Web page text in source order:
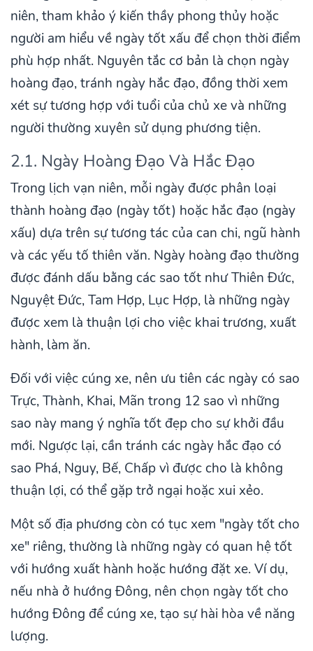
niên, tham khảo ý kiến thầy phong thủy hoặc
người am hiểu về ngày tốt xấu để chọn thời điểm
phù hợp nhất. Nguyên tắc cơ bản là chọn ngày
hoàng đạo, tránh ngày hắc đạo, đồng thời xem
xét sự tương hợp với tuổi của chủ xe và những
người thường xuyên sử dụng phương tiện.
2.1. Ngày Hoàng Đạo Và Hắc Đạo
Trong lịch vạn niên, mỗi ngày được phân loại
thành hoàng đạo (ngày tốt) hoặc hắc đạo (ngày
xấu) dựa trên sự tương tác của can chi, ngũ hành
và các yếu tố thiên văn. Ngày hoàng đạo thường
được đánh dấu bằng các sao tốt như Thiên Đức,
Nguyệt Đức, Tam Hợp, Lục Hợp, là những ngày
được xem là thuận lợi cho việc khai trương, xuất
hành, làm ăn.
Đối với việc cúng xe, nên ưu tiên các ngày có sao
Trực, Thành, Khai, Mãn trong 12 sao vì những
sao này mang ý nghĩa tốt đẹp cho sự khởi đầu
mới. Ngược lại, cần tránh các ngày hắc đạo có
sao Phá, Nguy, Bế, Chấp vì được cho là không
thuận lợi, có thể gặp trở ngại hoặc xui xẻo.
Một số địa phương còn có tục xem "ngày tốt cho
xe" riêng, thường là những ngày có quan hệ tốt
với hướng xuất hành hoặc hướng đặt xe. Ví dụ,
nếu nhà ở hướng Đông, nên chọn ngày tốt cho
hướng Đông để cúng xe, tạo sự hài hòa về năng
lượng.